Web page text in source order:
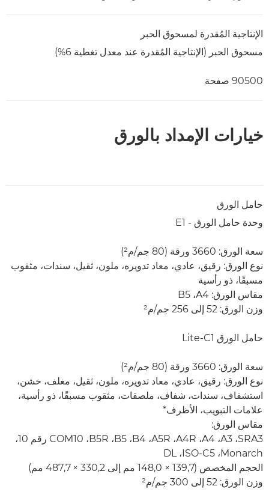
الإنتاجية المُقدرة لمسحوق الحبر
مسحوق الحبر (الإنتاجية المُقدرة عند معدل تغطية 6%)
90500 صفحة
خيارات الإمداد بالورق
حامل الورق
وحدة حامل الورق - E1
سعة الورق: 3660 ورقة (80 جم/م²)
نوع الورق: رقيق، عادي، معاد تدويره، ملون، ثقيل، سندات، مثقوب
مسبقًا، ذو رأسية
مقاس الورق: A4، ‏B5
وزن الورق: 52 إلى 256 جم/م²
حامل الورق Lite-C1
سعة الورق: 3660 ورقة (80 جم/م²)
نوع الورق: رقيق، عادي، معاد تدويره، ملون، ثقيل، مغلف، خشن،
استشفاف، سندات، شفاف، ملصقات، مثقوب مسبقًا، ذو رأسية،
علامات التبويب، الأظرف*
مقاس الورق:
SRA3‏، A3‏، A4‏، A4R‏، A5R‏، B4‏، B5‏، B5R‏، COM10 رقم 10،
Monarch‏، ISO-C5‏، DL
الحجم المخصص (139,7 × 148,0 مم إلى 330,2 × 487,7 مم)
وزن الورق: 52 إلى 300 جم/م²